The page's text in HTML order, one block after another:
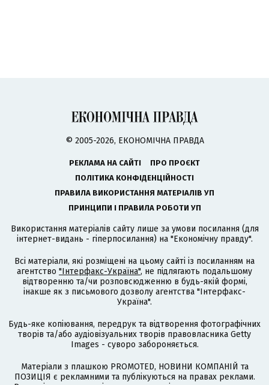
© 2005-2026, ЕКОНОМІЧНА ПРАВДА
РЕКЛАМА НА САЙТІ
ПРО ПРОЄКТ
ПОЛІТИКА КОНФІДЕНЦІЙНОСТІ
ПРАВИЛА ВИКОРИСТАННЯ МАТЕРІАЛІВ УП
ПРИНЦИПИ І ПРАВИЛА РОБОТИ УП
Використання матеріалів сайту лише за умови посилання (для
інтернет-видань - гіперпосилання) на "Економічну правду".
Всі матеріали, які розміщені на цьому сайті із посиланням на
агентство "Інтерфакс-Україна", не підлягають подальшому
відтворенню та/чи розповсюдженню в будь-якій формі,
інакше як з письмового дозволу агентства "Інтерфакс-
Україна".
Будь-яке копіювання, передрук та відтворення фотографічних
творів та/або аудіовізуальних творів правовласника Getty
Images - суворо забороняється.
Матеріали з плашкою PROMOTED, НОВИНИ КОМПАНІЙ та
ПОЗИЦІЯ є рекламними та публікуються на правах реклами.